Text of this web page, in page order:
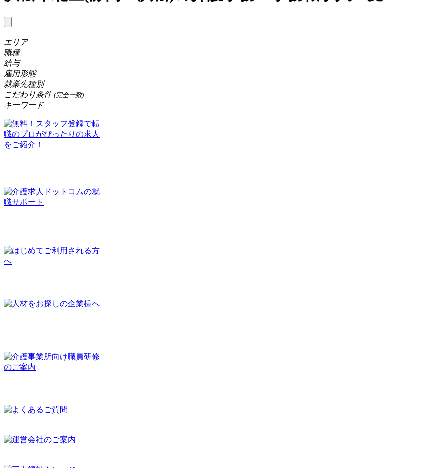
エリア
職種
給与
雇用形態
就業先種別
こだわり条件 (完全一致)
キーワード